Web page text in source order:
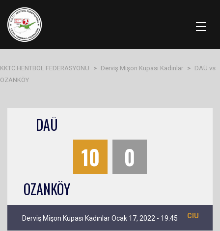
KKTC HENTBOL FEDERASYONU > Derviş Mişon Kupası Kadınlar > DAÜ vs
OZANKÖY
DAÜ
10 0
OZANKÖY
Derviş Mişon Kupası Kadınlar Ocak 17, 2022 - 19:45 CIU